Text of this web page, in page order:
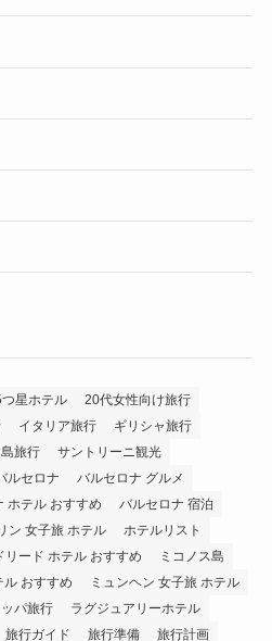
星ホテル
20代女性向け旅行
イタリア旅行
ギリシャ旅行
旅行
サントリーニ観光
ルセロナ
バルセロナ グルメ
ホテル おすすめ
バルセロナ 宿泊
ン 女子旅 ホテル
ホテルリスト
リード ホテル おすすめ
ミコノス島
ル おすすめ
ミュンヘン 女子旅 ホテル
パ旅行
ラグジュアリーホテル
旅行ガイド 旅行準備
旅行計画